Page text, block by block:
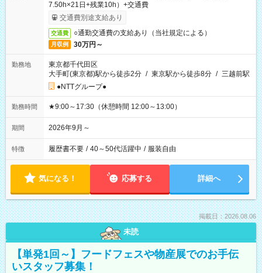
7.50h×21日+残業10h）+交通費
交通費別途支給あり
交通費 ○通勤交通費の支給あり（当社規定による）
月収例 30万円～
勤務地
東京都千代田区
大手町(東京都)駅から徒歩2分 / 東京駅から徒歩8分 / 三越前駅
●NTTグループ●
勤務時間 ★9:00～17:30（休憩時間 12:00～13:00）
期間 2026年9月～
特徴 履歴書不要 / 40～50代活躍中 / 服装自由
気になる！ 応募する 詳細へ
掲載日：2026.08.06
未読
【単発1回～】フードフェスや物産展でのお手伝
いスタッフ募集！